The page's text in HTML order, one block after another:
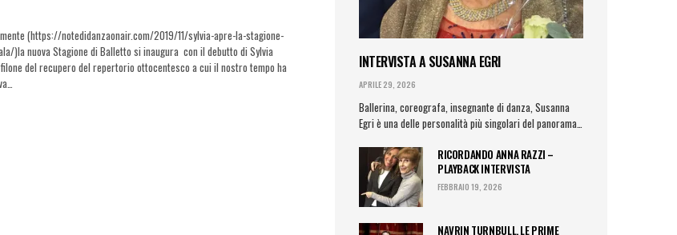
(https://notedidanzaonair.com/2019/11/sylvia-apre-la-stagione-
)la nuova Stagione di Balletto si inaugura con il debutto di Sylvia
del recupero del repertorio ottocentesco a cui il nostro tempo ha
INTERVISTA A SUSANNA EGRI
APRILE 29, 2026
Ballerina, coreografa, insegnante di danza, Susanna
Egri è una delle personalità più singolari del panorama…
RICORDANDO ANNA RAZZI –
PLAYBACK INTERVISTA
FEBBRAIO 19, 2026
NAVRIN TURNBULL, LE PRIME